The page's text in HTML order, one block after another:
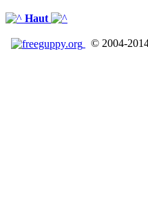
Haut
© 2004-